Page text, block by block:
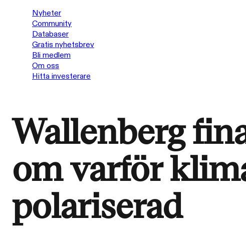
Nyheter
Community
Databaser
Gratis nyhetsbrev
Bli medlem
Om oss
Hitta investerare
Wallenberg
om varför
polariserad